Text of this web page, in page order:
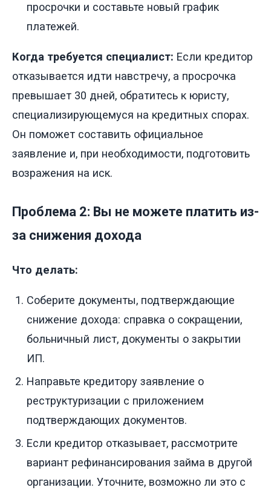
просрочки и составьте новый график
платежей.
Когда требуется специалист: Если кредитор
отказывается идти навстречу, а просрочка
превышает 30 дней, обратитесь к юристу,
специализирующемуся на кредитных спорах.
Он поможет составить официальное
заявление и, при необходимости, подготовить
возражения на иск.
Проблема 2: Вы не можете платить из-
за снижения дохода
Что делать:
Соберите документы, подтверждающие
снижение дохода: справка о сокращении,
больничный лист, документы о закрытии
ИП.
Направьте кредитору заявление о
реструктуризации с приложением
подтверждающих документов.
Если кредитор отказывает, рассмотрите
вариант рефинансирования займа в другой
организации. Уточните, возможно ли это с